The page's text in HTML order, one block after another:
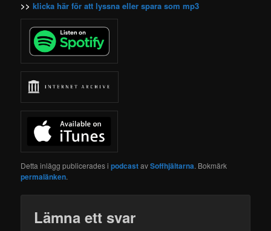
>>klicka här för att lyssna eller spara som mp3
Detta inlägg publicerades ipodcastavSoffhjältarna. Bokmärk
permalänken.
Lämna ett svar